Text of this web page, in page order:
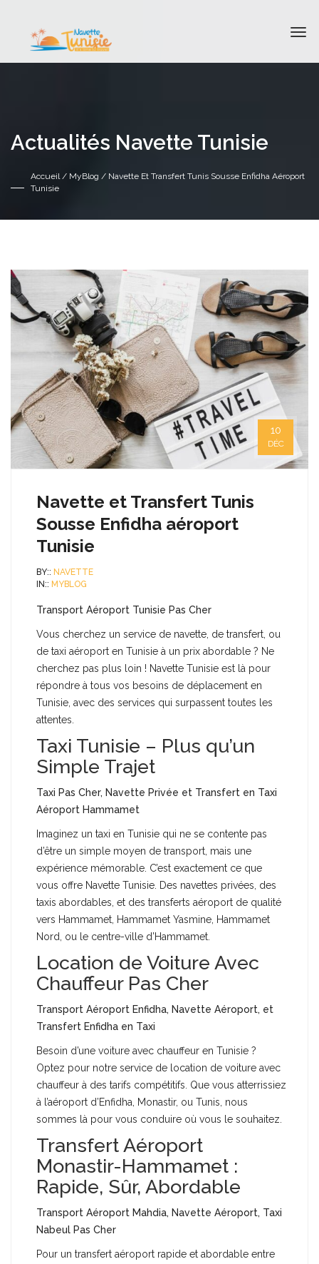
Actualités Navette Tunisie
Accueil/ MyBlog / Navette Et Transfert Tunis Sousse Enfidha Aéroport
Tunisie
Navette et Transfert Tunis
Sousse Enfidha aéroport
Tunisie
BY:: NAVETTE
IN:: MYBLOG
10
DÉC
Transport Aéroport Tunisie Pas Cher
Vous cherchez un service de navette, de transfert, ou
de taxi aéroport en Tunisie à un prix abordable ? Ne
cherchez pas plus loin ! Navette Tunisie est là pour
répondre à tous vos besoins de déplacement en
Tunisie, avec des services qui surpassent toutes les
attentes.
Taxi Tunisie – Plus qu’un
Simple Trajet
Taxi Pas Cher, Navette Privée et Transfert en Taxi
Aéroport Hammamet
Imaginez un taxi en Tunisie qui ne se contente pas
d’être un simple moyen de transport, mais une
expérience mémorable. C’est exactement ce que
vous offre Navette Tunisie. Des navettes privées, des
taxis abordables, et des transferts aéroport de qualité
vers Hammamet, Hammamet Yasmine, Hammamet
Nord, ou le centre-ville d’Hammamet.
Location de Voiture Avec
Chauffeur Pas Cher
Transport Aéroport Enfidha, Navette Aéroport, et
Transfert Enfidha en Taxi
Besoin d’une voiture avec chauffeur en Tunisie ?
Optez pour notre service de location de voiture avec
chauffeur à des tarifs compétitifs. Que vous atterrissiez
à l’aéroport d’Enfidha, Monastir, ou Tunis, nous
sommes là pour vous conduire où vous le souhaitez.
Transfert Aéroport
Monastir-Hammamet :
Rapide, Sûr, Abordable
Transport Aéroport Mahdia, Navette Aéroport, Taxi
Nabeul Pas Cher
Pour un transfert aéroport rapide et abordable entre